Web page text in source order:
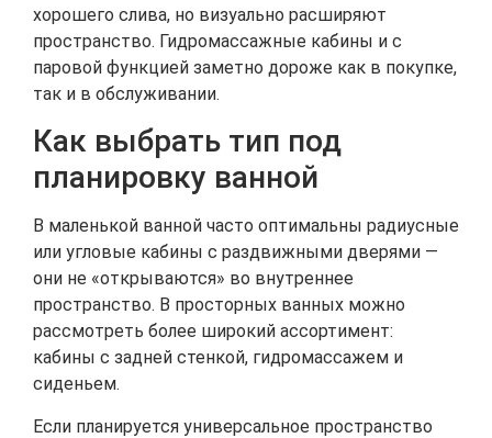
хорошего слива, но визуально расширяют
пространство. Гидромассажные кабины и с
паровой функцией заметно дороже как в покупке,
так и в обслуживании.
Как выбрать тип под
планировку ванной
В маленькой ванной часто оптимальны радиусные
или угловые кабины с раздвижными дверями —
они не «открываются» во внутреннее
пространство. В просторных ванных можно
рассмотреть более широкий ассортимент:
кабины с задней стенкой, гидромассажем и
сиденьем.
Если планируется универсальное пространство